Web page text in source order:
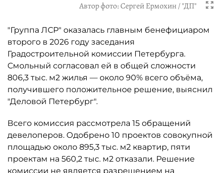
Автор фото:Сергей Ермохин / "ДП"
"Группа ЛСР" оказалась главным бенефициаром
второго в 2026 году заседания
Градостроительной комиссии Петербурга.
Смольный согласовал ей в общей сложности
806,3 тыс. м2 жилья — около 90% всего объёма,
получившего положительное решение, выяснил
"Деловой Петербург".
Всего комиссия рассмотрела 15 обращений
девелоперов. Одобрено 10 проектов совокупной
площадью около 895,3 тыс. м2 квартир, пяти
проектам на 560,2 тыс. м2 отказали. Решение
комиссии не является разрешением на